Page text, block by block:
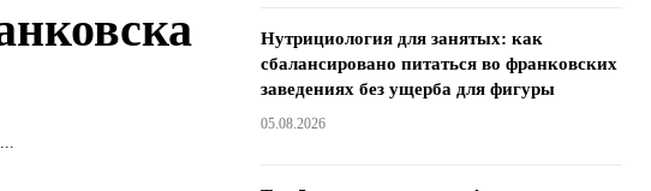
Нутрициология для занятых: как
сбалансировано питаться во франковских
заведениях без ущерба для фигуры
05.08.2026